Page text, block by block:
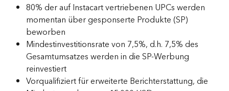
80% der auf Instacart vertriebenen UPCs werden
momentan über gesponserte Produkte (SP)
beworben
Mindestinvestitionsrate von 7,5%, d.h. 7,5% des
Gesamtumsatzes werden in die SP-Werbung
reinvestiert
Vorqualifiziert für erweiterte Berichterstattung, die